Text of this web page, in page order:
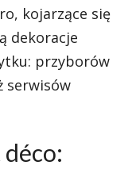
kojarzące się
dekoracje
przyborów
serwisów